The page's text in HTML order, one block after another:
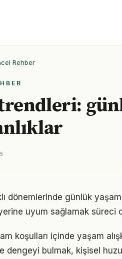
Rehber
dönemlerinde günlük
uyum sağlamak süreci
koşulları içinde yaşam
dengeyi bulmak, kişisel